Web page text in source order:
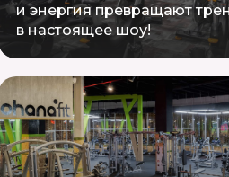
и энергия превращают
в настоящее шоу!